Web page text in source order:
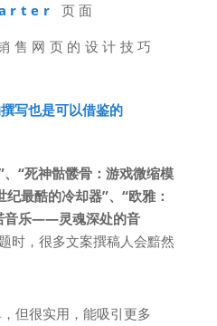
页面
售网页的设计技巧
写也是可以借鉴的
、“死神骷髅骨：游戏微缩模
最酷的冷却器”、“欧雅：
音乐——灵魂深处的音
时，很多文案撰稿人会黯然
但很实用，能吸引更多